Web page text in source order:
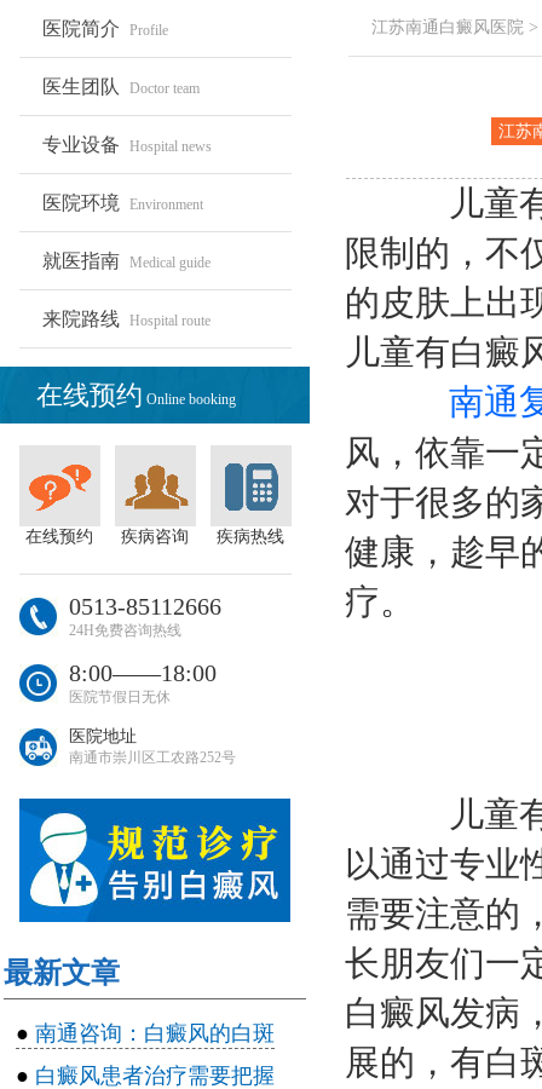
医院简介 Profile
医生团队 Doctor team
专业设备 Hospital news
医院环境 Environment
就医指南 Medical guide
来院路线 Hospital route
在线预约 Online booking
在线预约 疾病咨询 疾病热线
0513-85112666
24H免费咨询热线
8:00――18:00
医院节假日无休
医院地址
南通市崇川区工农路252号
最新文章
● 南通咨询：白癜风的白斑
● 白癜风患者治疗需要把握
江苏南通白癜风医院
江苏
院
儿童有
限制的，不
的皮肤上出
儿童有白癜
南通
风，依靠一
对于很多的
健康，趁早
疗。
儿童有
以通过专业
需要注意的
长朋友们一
白癜风发病
展的，有白